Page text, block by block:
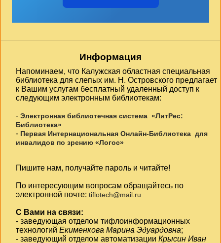
Информация
Напоминаем, что Калужская областная специальная
библиотека для слепых им. Н. Островского предлагает
к Вашим услугам бесплатный удаленный доступ к
следующим электронным библиотекам:
- Электронная библиотечная система «ЛитРес:
Библиотека»
- Первая Интернациональная Онлайн-Библиотека для
инвалидов по зрению «Логос»
Пишите нам, получайте пароль и читайте!
По интересующим вопросам обращайтесь по
электронной почте: tiflotech@mail.ru
С Вами на связи:
- заведующая отделом тифлоинформационных
технологий Екименкова Марина Эдуардовна;
- заведующий отделом автоматизации Крысин Иван